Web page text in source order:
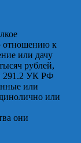
отношению к
или дачу
рублей,
291.2 УК РФ
или
или
они